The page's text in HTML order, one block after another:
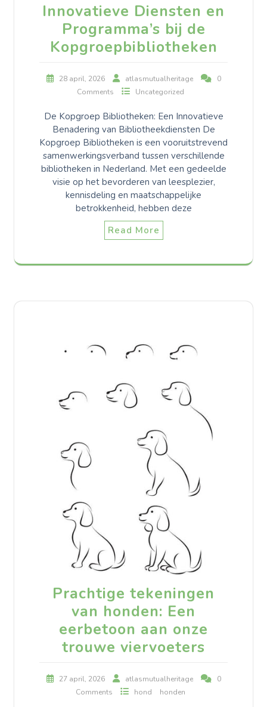
Innovatieve Diensten en
Programma’s bij de
Kopgroepbibliotheken
28 april, 2026 atlasmutualheritage
0
Comments
Uncategorized
De Kopgroep Bibliotheken: Een Innovatieve
Benadering van Bibliotheekdiensten De
Kopgroep Bibliotheken is een vooruitstrevend
samenwerkingsverband tussen verschillende
bibliotheken in Nederland. Met een gedeelde
visie op het bevorderen van leesplezier,
kennisdeling en maatschappelijke
betrokkenheid, hebben deze
Read More
Prachtige tekeningen
van honden: Een
eerbetoon aan onze
trouwe viervoeters
27 april, 2026 atlasmutualheritage
0
Comments
hond honden